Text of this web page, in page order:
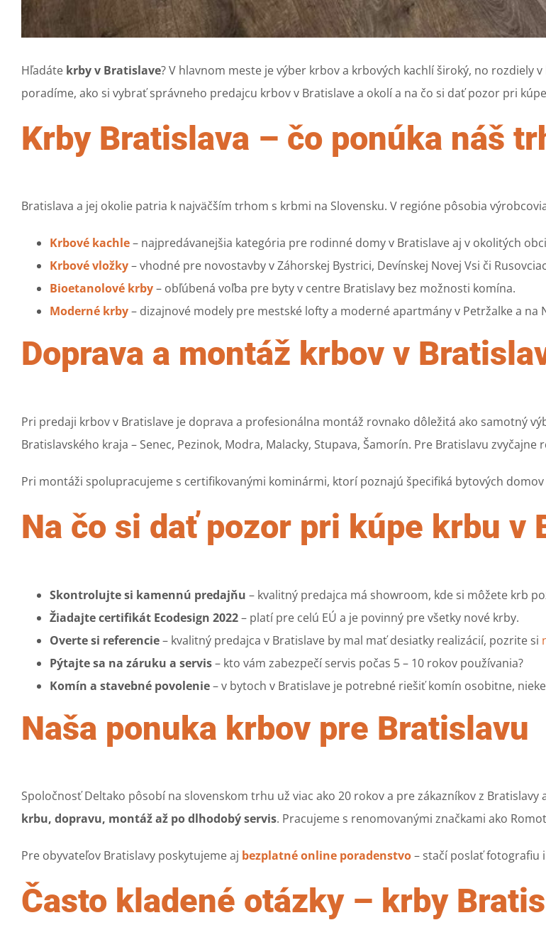
Hľadáte krby v Bratislave? V hlavnom meste je výber krbov a krbových kachlí široký, no rozdiely
poradíme, ako si vybrať správneho predajcu krbov v Bratislave a okolí a na čo si dať pozor pri
Krby Bratislava – čo ponúka náš
Bratislava a jej okolie patria k najväčším trhom s krbmi na Slovensku. V regióne pôsobia
Krbové kachle– najpredávanejšia kategória pre rodinné domy v Bratislave aj v okolitých
Krbové vložky– vhodné pre novostavby v Záhorskej Bystrici, Devínskej Novej Vsi či
Bioetanolové krby– obľúbená voľba pre byty v centre Bratislavy bez možnosti komína.
Moderné krby– dizajnové modely pre mestské lofty a moderné apartmány v Petržalke a na
Doprava a montáž krbov v
Pri predaji krbov v Bratislave je doprava a profesionálna montáž rovnako dôležitá ako samotný
Bratislavského kraja – Senec, Pezinok, Modra, Malacky, Stupava, Šamorín. Pre Bratislavu
Pri montáži spolupracujeme s certifikovanými kominármi, ktorí poznajú špecifiká bytových
Na čo si dať pozor pri kúpe krbu v
Skontrolujte si kamennú predajňu – kvalitný predajca má showroom, kde si môžete krb
Žiadajte certifikát Ecodesign 2022– platí pre celú EÚ a je povinný pre všetky nové krby.
Overte si referencie– kvalitný predajca v Bratislave by mal mať desiatky realizácií, pozrite si
Pýtajte sa na záruku a servis– kto vám zabezpečí servis počas 5 – 10 rokov používania?
Komín a stavebné povolenie– v bytoch v Bratislave je potrebné riešiť komín osobitne,
Naša ponuka krbov pre Bratislavu
Spoločnosť Deltako pôsobí na slovenskom trhu už viac ako 20 rokov a pre zákazníkov z
krbu, dopravu, montáž až po dlhodobý servis. Pracujeme s renomovanými značkami ako
Pre obyvateľov Bratislavy poskytujeme aj bezplatné online poradenstvo– stačí poslať fotografiu
Často kladené otázky – krby